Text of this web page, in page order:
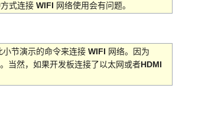
式连接 WIFI 网络使用会有问题。
小节演示的命令来连接 WIFI 网络。因为
当然，如果开发板连接了以太网或者HDMI